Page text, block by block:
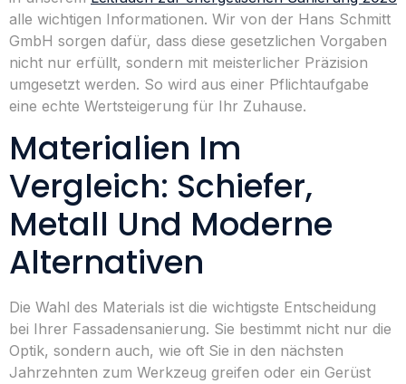
alle wichtigen Informationen. Wir von der Hans Schmitt
GmbH sorgen dafür, dass diese gesetzlichen Vorgaben
nicht nur erfüllt, sondern mit meisterlicher Präzision
umgesetzt werden. So wird aus einer Pflichtaufgabe
eine echte Wertsteigerung für Ihr Zuhause.
Materialien Im
Vergleich: Schiefer,
Metall Und Moderne
Alternativen
Die Wahl des Materials ist die wichtigste Entscheidung
bei Ihrer Fassadensanierung. Sie bestimmt nicht nur die
Optik, sondern auch, wie oft Sie in den nächsten
Jahrzehnten zum Werkzeug greifen oder ein Gerüst